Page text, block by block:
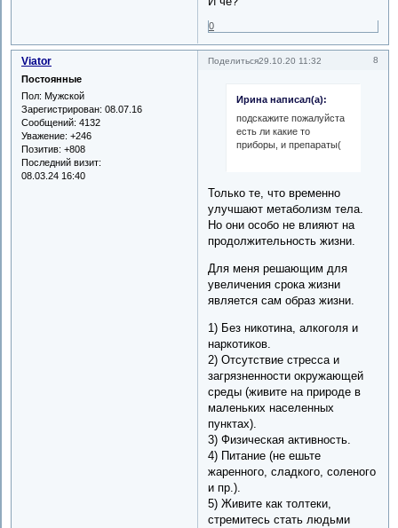
0
Поделиться 8
29.10.20 11:32
Viator
Постоянные
Пол: Мужской
Зарегистрирован: 08.07.16
Сообщений: 4132
Уважение: +246
Позитив: +808
Последний визит:
08.03.24 16:40
Ирина написал(а):
подскажите пожалуйста
есть ли какие то
приборы, и препараты(
Только те, что временно
улучшают метаболизм тела.
Но они особо не влияют на
продолжительность жизни.
Для меня решающим для
увеличения срока жизни
является сам образ жизни.
1) Без никотина, алкоголя и
наркотиков.
2) Отсутствие стресса и
загрязненности окружающей
среды (живите на природе в
маленьких населенных
пунктах).
3) Физическая активность.
4) Питание (не ешьте
жаренного, сладкого, соленого
и пр.).
5) Живите как толтеки,
стремитесь стать людьми